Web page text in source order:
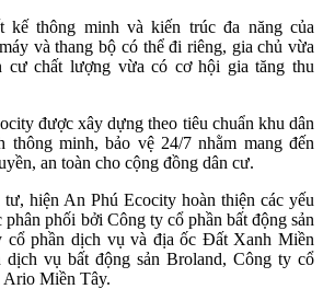
kế thông minh và kiến trúc đa năng của
và thang bộ có thể đi riêng, gia chủ vừa
cư chất lượng vừa có cơ hội gia tăng thu
được xây dựng theo tiêu chuẩn khu dân
thông minh, bảo vệ 24/7 nhằm mang đến
an toàn cho cộng đồng dân cư.
hiện An Phú Ecocity hoàn thiện các yếu
phối bởi Công ty cổ phần bất động sản
cổ phần dịch vụ và địa ốc Đất Xanh Miền
vụ bất động sản Broland, Công ty cổ
Ario Miền Tây.